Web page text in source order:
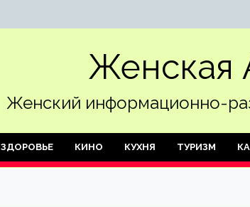
Женская
Женский информационно-
ЗДОРОВЬЕ КИНО КУХНЯ ТУРИЗМ